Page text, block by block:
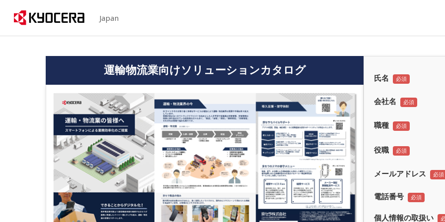
Japan
運輸物流業向けソリューションカタログ
氏名
会社名
職種
役職
メールアドレス
電話番号
個人情報の取扱い